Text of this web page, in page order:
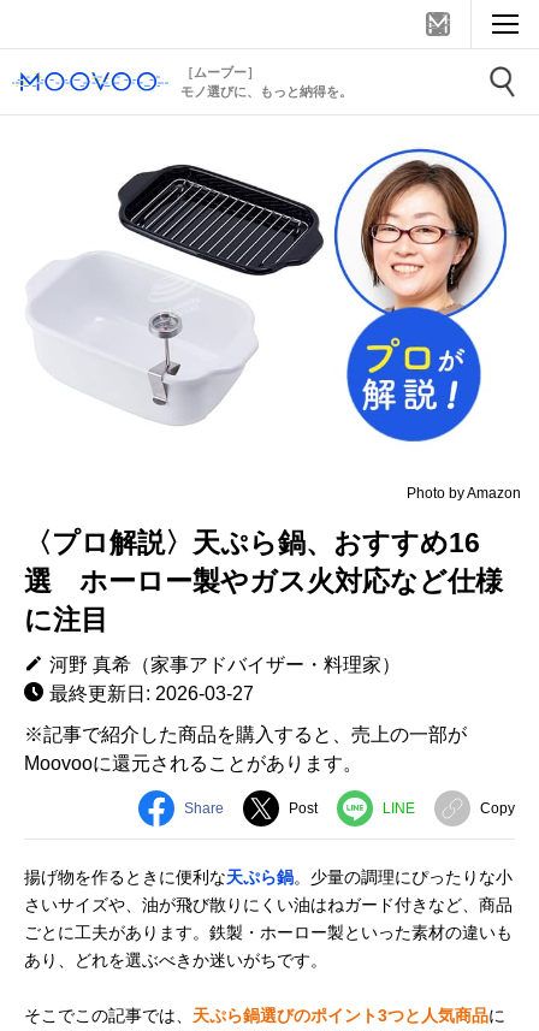
［ムーブー］
モノ選びに、もっと納得を。
Photo by Amazon
〈プロ解説〉天ぷら鍋、おすすめ16
選 ホーロー製やガス火対応など仕様
に注目
河野 真希（家事アドバイザー・料理家）
最終更新日: 2026-03-27
※記事で紹介した商品を購入すると、売上の一部が
Moovooに還元されることがあります。
Share Post LINE Copy
揚げ物を作るときに便利な天ぷら鍋。少量の調理にぴったりな小
さいサイズや、油が飛び散りにくい油はねガード付きなど、商品
ごとに工夫があります。鉄製・ホーロー製といった素材の違いも
あり、どれを選ぶべきか迷いがちです。
そこでこの記事では、 天ぷら鍋選びのポイント3つと人気商品に